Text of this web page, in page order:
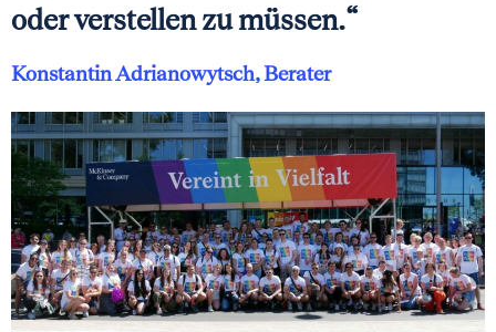
oder verstellen zu müssen.“
Konstantin Adrianowytsch, Berater